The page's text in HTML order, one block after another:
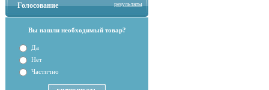
Голосование результаты
Вы нашли необходимый товар?
Да
Нет
Частично